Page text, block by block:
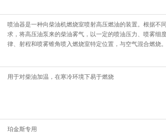
喷油器是一种向柴油机燃烧室喷射高压燃油的装置。根据不
求，将高压油泵来的柴油雾气，以一定的喷油压力、喷雾细
律、射程和喷雾锥角喷入燃烧室特定位置，与空气混合燃烧。
用于对柴油加温，在寒冷环境下易于燃烧
珀金斯专用